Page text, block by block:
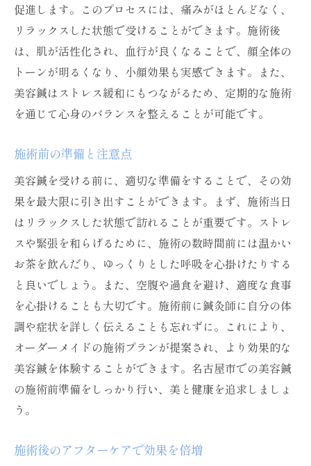
促進します。このプロセスには、痛みがほとんどなく、
リラックスした状態で受けることができます。施術後
は、肌が活性化され、血行が良くなることで、顔全体の
トーンが明るくなり、小顔効果も実感できます。また、
美容鍼はストレス緩和にもつながるため、定期的な施術
を通じて心身のバランスを整えることが可能です。
施術前の準備と注意点
美容鍼を受ける前に、適切な準備をすることで、その効
果を最大限に引き出すことができます。まず、施術当日
はリラックスした状態で訪れることが重要です。ストレ
スや緊張を和らげるために、施術の数時間前には温かい
お茶を飲んだり、ゆっくりとした呼吸を心掛けたりする
と良いでしょう。また、空腹や過食を避け、適度な食事
を心掛けることも大切です。施術前に鍼灸師に自分の体
調や症状を詳しく伝えることも忘れずに。これにより、
オーダーメイドの施術プランが提案され、より効果的な
美容鍼を体験することができます。名古屋市での美容鍼
の施術前準備をしっかり行い、美と健康を追求しましょ
う。
施術後のアフターケアで効果を倍増